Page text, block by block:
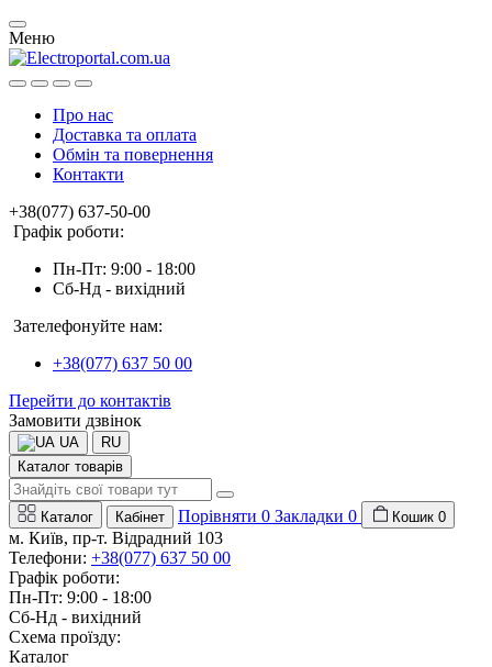
Меню
Про нас
Доставка та оплата
Обмін та повернення
Контакти
+38(077) 637-50-00
Графік роботи:
Пн-Пт: 9:00 - 18:00
Сб-Нд - вихідний
Зателефонуйте нам:
+38(077) 637 50 00
Перейти до контактів
Замовити дзвінок
UA
RU
Каталог товарів
Каталог Кабінет Порівняти 0 Закладки 0 Кошик 0
м. Київ, пр-т. Відрадний 103
Телефони: +38(077) 637 50 00
Графік роботи:
Пн-Пт: 9:00 - 18:00
Сб-Нд - вихідний
Схема проїзду:
Каталог